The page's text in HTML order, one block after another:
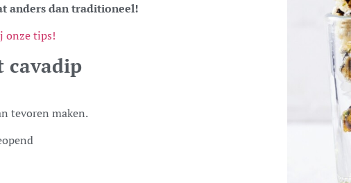
anders dan traditioneel!
onze tips!
cavadip
tevoren maken.